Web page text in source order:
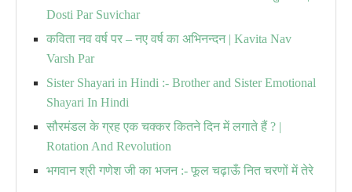
Dosti Par Suvichar
कविता नव वर्ष पर – नए वर्ष का अभिनन्दन | Kavita Nav
Varsh Par
Sister Shayari in Hindi :- Brother and Sister Emotional
Shayari In Hindi
सौरमंडल के ग्रह एक चक्कर कितने दिन में लगाते हैं ? |
Rotation And Revolution
भगवान श्री गणेश जी का भजन :- फूल चढ़ाऊँ नित चरणों में तेरे